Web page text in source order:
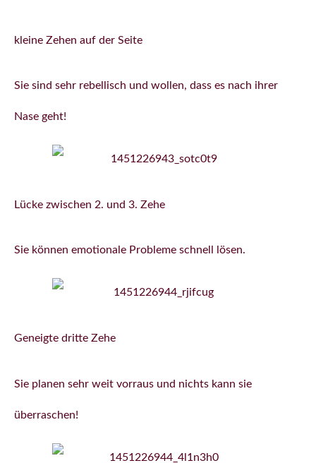
kleine Zehen auf der Seite
Sie sind sehr rebellisch und wollen, dass es nach ihrer
Nase geht!
Lücke zwischen 2. und 3. Zehe
Sie können emotionale Probleme schnell lösen.
Geneigte dritte Zehe
Sie planen sehr weit vorraus und nichts kann sie
überraschen!